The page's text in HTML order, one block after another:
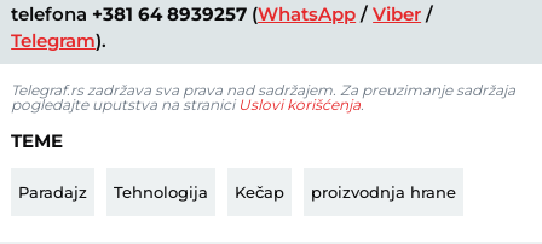
telefona +381 64 8939257 (WhatsApp /Viber /
Telegram).
Telegraf.rs zadržava sva prava nad sadržajem. Za preuzimanje sadržaja
pogledajte uputstva na stranici Uslovi korišćenja.
TEME
Paradajz Tehnologija Kečap proizvodnja hrane